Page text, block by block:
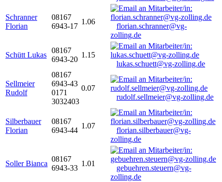
Schranner
Florian
08167
6943-17
1.06
florian.schranner@vg-
zolling.de
Schütt Lukas
08167
6943-20
1.15
lukas.schuett@vg-zolling.de
Sellmeier
Rudolf
08167
6943-43
0171
3032403
0.07
rudolf.sellmeier@vg-zolling.de
Silberbauer
Florian
08167
6943-44
1.07
florian.silberbauer@vg-
zolling.de
Soller Bianca
08167
6943-33
1.01
gebuehren.steuern@vg-
zolling.de